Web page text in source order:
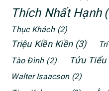
Thích Nhất Hạnh
Thục Khách (2)
Triệu Kiền Kiền (3) Trí
Tào Đình (2) Tửu Tiểu
Walter Isaacson (2)